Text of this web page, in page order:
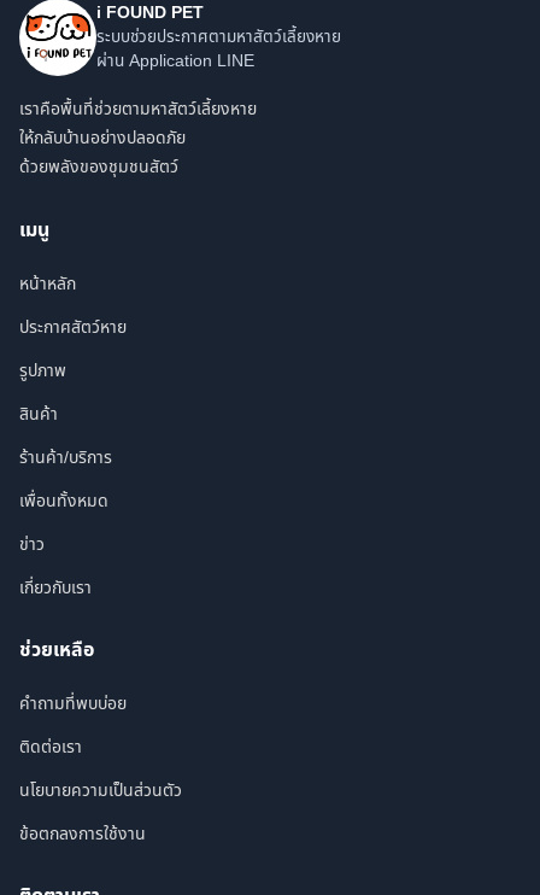
i FOUND PET
ระบบช่วยประกาศตามหาสัตว์เลี้ยงหาย
ผ่าน Application LINE
เราคือพื้นที่ช่วยตามหาสัตว์เลี้ยงหาย
ให้กลับบ้านอย่างปลอดภัย
ด้วยพลังของชุมชนสัตว์
เมนู
หน้าหลัก
ประกาศสัตว์หาย
รูปภาพ
สินค้า
ร้านค้า/บริการ
เพื่อนทั้งหมด
ข่าว
เกี่ยวกับเรา
ช่วยเหลือ
คำถามที่พบบ่อย
ติดต่อเรา
นโยบายความเป็นส่วนตัว
ข้อตกลงการใช้งาน